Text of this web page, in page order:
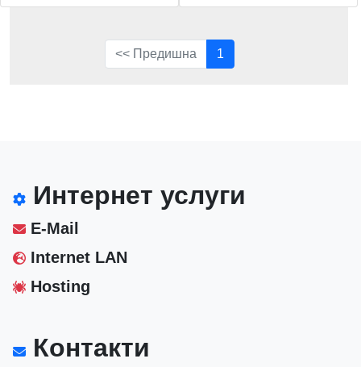
<< Предишна 1
Интернет услуги
E-Mail
Internet LAN
Hosting
Контакти